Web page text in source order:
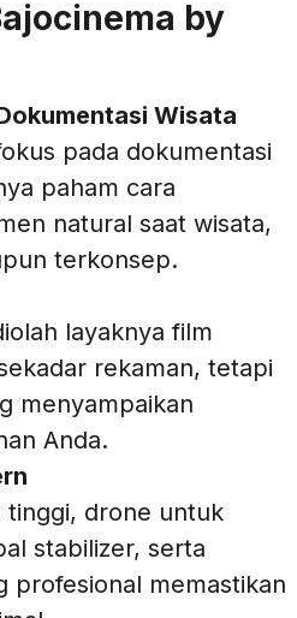
by
Wisata
pada dokumentasi
paham cara
natural saat wisata,
terkonsep.
layaknya film
rekaman, tetapi
menyampaikan
Anda.
tinggi, drone untuk
stabilizer, serta
profesional memastikan